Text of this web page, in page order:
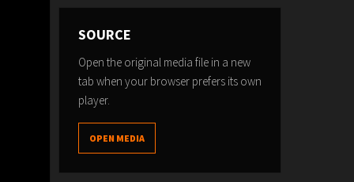
SOURCE
Open the original media file in a new
tab when your browser prefers its own
player.
OPEN MEDIA